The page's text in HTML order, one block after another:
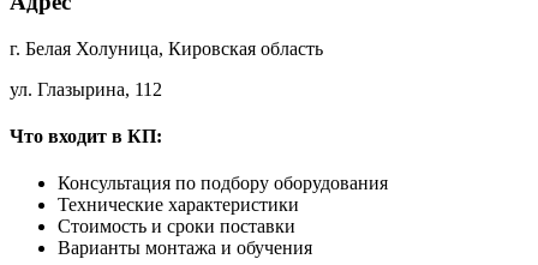
г. Белая Холуница, Кировская область
ул. Глазырина, 112
Что входит в КП:
Консультация по подбору оборудования
Технические характеристики
Стоимость и сроки поставки
Варианты монтажа и обучения